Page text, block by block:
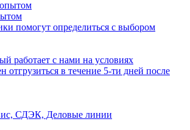
помогут определиться с выбором
работает с нами на условиях
отгрузиться в течение 5-ти дней после
СДЭК, Деловые линии